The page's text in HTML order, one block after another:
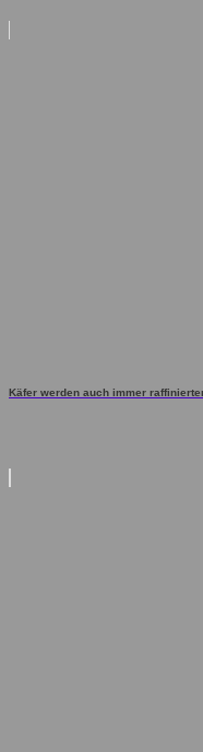
Käfer werden auch immer